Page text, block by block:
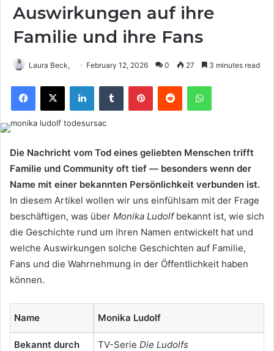
Auswirkungen auf ihre
Familie und ihre Fans
Laura Beck, February 12, 2026 0 27 3 minutes read
Die Nachricht vom Tod eines geliebten Menschen trifft
Familie und Community oft tief — besonders wenn der
Name mit einer bekannten Persönlichkeit verbunden ist.
In diesem Artikel wollen wir uns einfühlsam mit der Frage
beschäftigen, was über Monika Ludolfbekannt ist, wie sich
die Geschichte rund um ihren Namen entwickelt hat und
welche Auswirkungen solche Geschichten auf Familie,
Fans und die Wahrnehmung in der Öffentlichkeit haben
können.
Name Monika Ludolf
Bekannt durch TV-Serie Die Ludolfs